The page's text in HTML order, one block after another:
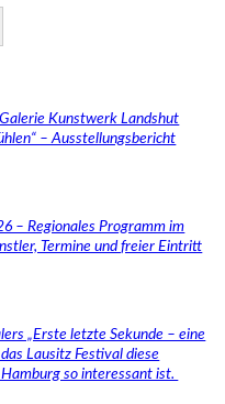
Kunstwerk Landshut
– Ausstellungsbericht
– Regionales Programm im
Termine und freier Eintritt
„Erste letzte Sekunde – eine
Lausitz Festival diese
so interessant ist.